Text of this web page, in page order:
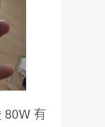
80W 有